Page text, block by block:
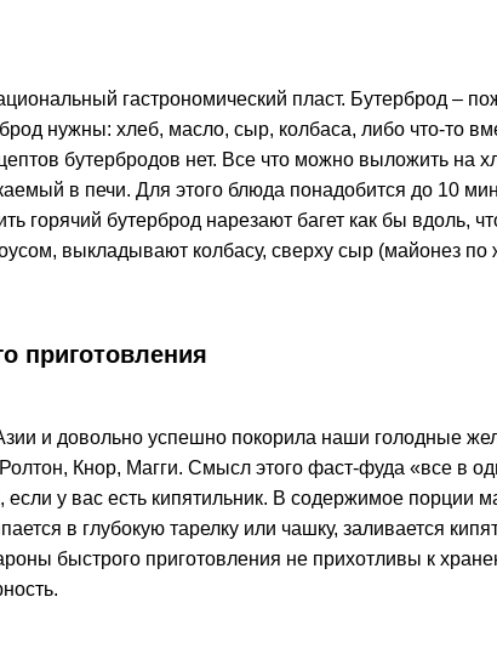
гастрономический пласт. Бутерброд –
нужны: хлеб, масло, сыр, колбаса, либо что-то
бутербродов нет. Все что можно выложить на
в печи. Для этого блюда понадобится до 10
горячий бутерброд нарезают багет как бы вдоль,
выкладывают колбасу, сверху сыр (майонез по
приготовления
и довольно успешно покорила наши голодные
Кнор, Магги. Смысл этого фаст-фуда «все в
если у вас есть кипятильник. В содержимое порции
в глубокую тарелку или чашку, заливается
быстрого приготовления не прихотливы к